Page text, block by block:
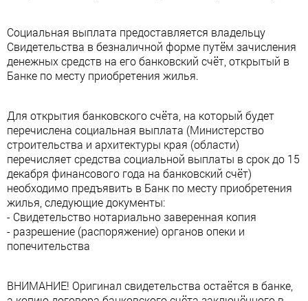
Социальная выплата предоставляется владельцу
Свидетельства в безналичной форме путём зачисления
денежных средств на его банковский счёт, открытый в
Банке по месту приобретения жилья.
Для открытия банковского счёта, на который будет
перечислена социальная выплата (Министерство
строительства и архитектуры края (области)
перечисляет средства социальной выплаты в срок до 15
декабря финансового года на банковский счёт)
необходимо предъявить в Банк по месту приобретения
жилья, следующие документы:
- Свидетельство нотариально заверенная копия
- разрешение (распоряжение) органов опеки и
попечительства
ВНИМАНИЕ! Оригинал свидетельства остаётся в банке,